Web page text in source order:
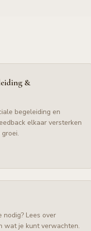
&
begeleiding en
elkaar versterken
nodig? Lees over
wat je kunt verwachten.